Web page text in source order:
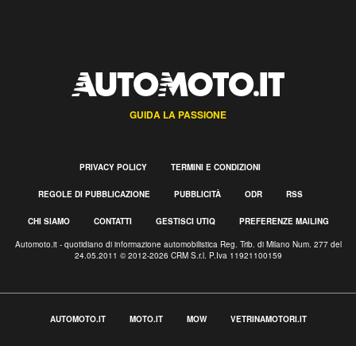
GUIDA LA PASSIONE
PRIVACY POLICY TERMINI E CONDIZIONI
REGOLE DI PUBBLICAZIONE PUBBLICITÀ ODR RSS
CHI SIAMO CONTATTI GESTISCI UTIQ PREFERENZE MAILING
Automoto.it - quotidiano di informazione automobilistica Reg. Trib. di Milano Num. 277 del
24.05.2011 © 2012-2026 CRM S.r.l. P.Iva 11921100159
AUTOMOTO.IT MOTO.IT MOW VETRINAMOTORI.IT